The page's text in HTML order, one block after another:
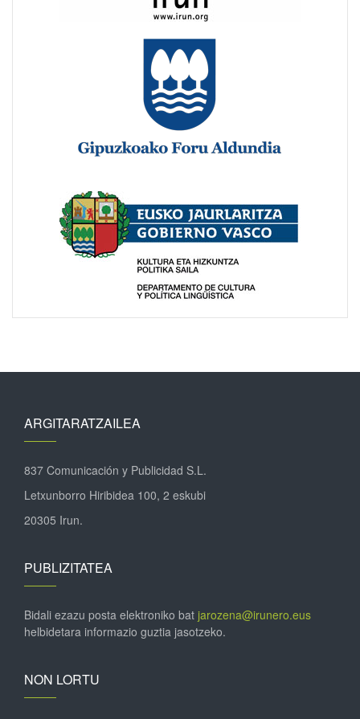
ARGITARATZAILEA
837 Comunicación y Publicidad S.L.
Letxunborro Hiribidea 100, 2 eskubi
20305 Irun.
PUBLIZITATEA
Bidali ezazu posta elektroniko bat jarozena@irunero.eus
helbidetara informazio guztia jasotzeko.
NON LORTU